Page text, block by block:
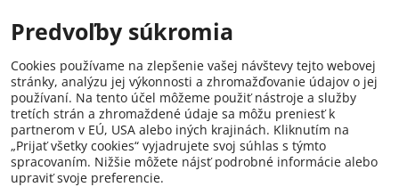
Predvoľby súkromia
Cookies používame na zlepšenie vašej návštevy tejto webovej
stránky, analýzu jej výkonnosti a zhromažďovanie údajov o jej
používaní. Na tento účel môžeme použiť nástroje a služby
tretích strán a zhromaždené údaje sa môžu preniesť k
partnerom v EÚ, USA alebo iných krajinách. Kliknutím na
„Prijať všetky cookies“ vyjadrujete svoj súhlas s týmto
spracovaním. Nižšie môžete nájsť podrobné informácie alebo
upraviť svoje preferencie.